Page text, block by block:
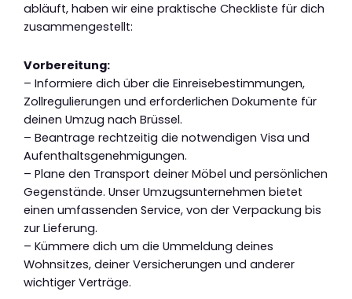
abläuft, haben wir eine praktische Checkliste für dich
zusammengestellt:
Vorbereitung:
– Informiere dich über die Einreisebestimmungen,
Zollregulierungen und erforderlichen Dokumente für
deinen Umzug nach Brüssel.
– Beantrage rechtzeitig die notwendigen Visa und
Aufenthaltsgenehmigungen.
– Plane den Transport deiner Möbel und persönlichen
Gegenstände. Unser Umzugsunternehmen bietet
einen umfassenden Service, von der Verpackung bis
zur Lieferung.
– Kümmere dich um die Ummeldung deines
Wohnsitzes, deiner Versicherungen und anderer
wichtiger Verträge.